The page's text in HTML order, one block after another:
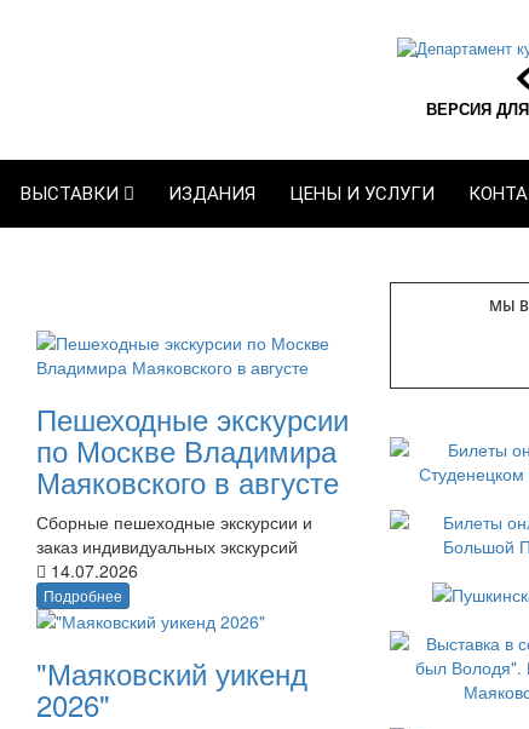
ВЕРСИЯ
ВЫСТАВКИ ИЗДАНИЯ ЦЕНЫ И УСЛУГИ
Пешеходные экскурсии
по Москве Владимира
Маяковского в августе
Сборные пешеходные экскурсии и
заказ индивидуальных экскурсий
14.07.2026
Подробнее
"Маяковский уикенд
2026"
МЫ В